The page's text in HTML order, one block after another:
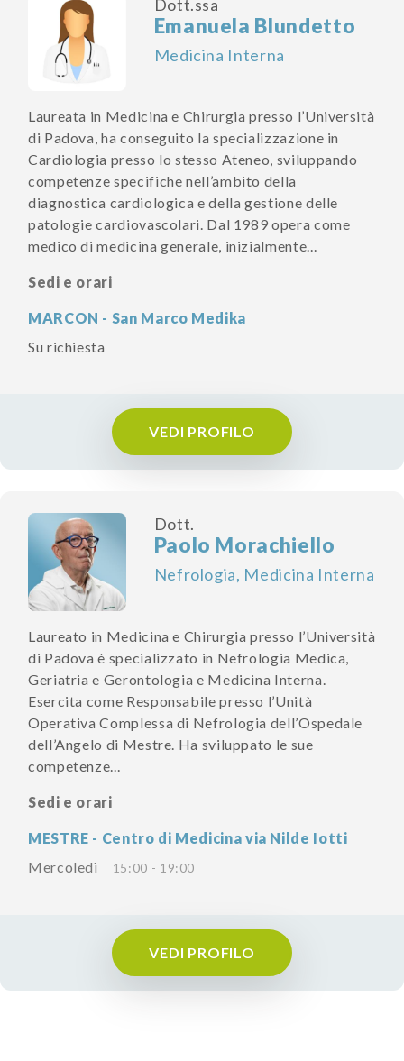
Dott.ssa
Emanuela Blundetto
Medicina Interna
Laureata in Medicina e Chirurgia presso l’Università
di Padova, ha conseguito la specializzazione in
Cardiologia presso lo stesso Ateneo, sviluppando
competenze specifiche nell’ambito della
diagnostica cardiologica e della gestione delle
patologie cardiovascolari. Dal 1989 opera come
medico di medicina generale, inizialmente...
Sedi e orari
MARCON - San Marco Medika
Su richiesta
VEDI PROFILO
Dott.
Paolo Morachiello
Nefrologia, Medicina Interna
Laureato in Medicina e Chirurgia presso l’Università
di Padova è specializzato in Nefrologia Medica,
Geriatria e Gerontologia e Medicina Interna.
Esercita come Responsabile presso l’Unità
Operativa Complessa di Nefrologia dell’Ospedale
dell’Angelo di Mestre. Ha sviluppato le sue
competenze...
Sedi e orari
MESTRE - Centro di Medicina via Nilde Iotti
Mercoledì
15:00 - 19:00
VEDI PROFILO